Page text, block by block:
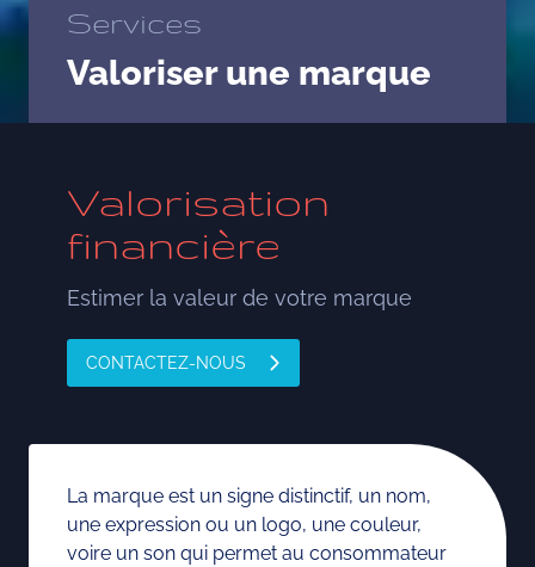
Services
Valoriser une marque
Valorisation
financière
Estimer la valeur de votre marque
CONTACTEZ-NOUS
La marque est un signe distinctif, un nom,
une expression ou un logo, une couleur,
voire un son qui permet au consommateur